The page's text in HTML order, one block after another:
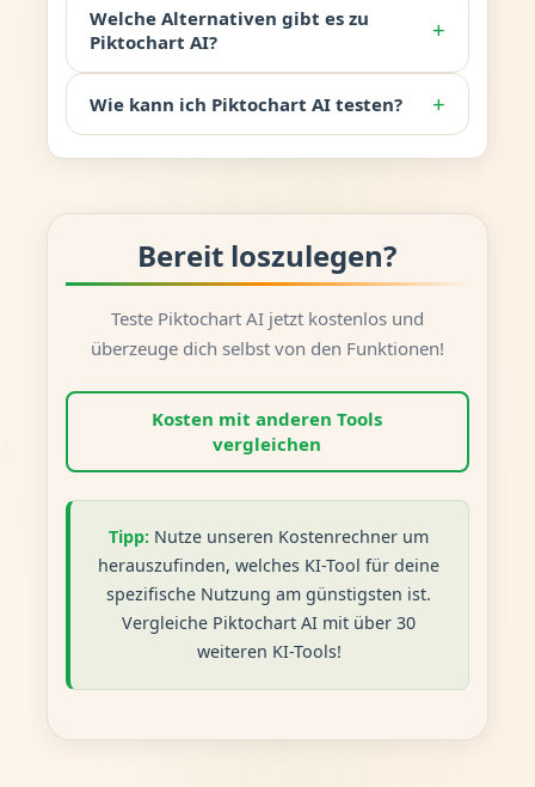
Welche Alternativen gibt es zu
Piktochart AI?
+
Wie kann ich Piktochart AI testen? +
Bereit loszulegen?
Teste Piktochart AI jetzt kostenlos und
überzeuge dich selbst von den Funktionen!
Kosten mit anderen Tools
vergleichen
Tipp: Nutze unseren Kostenrechner um
herauszufinden, welches KI-Tool für deine
spezifische Nutzung am günstigsten ist.
Vergleiche Piktochart AI mit über 30
weiteren KI-Tools!